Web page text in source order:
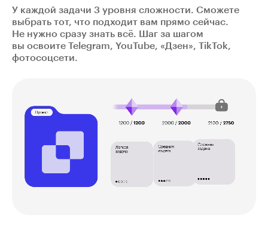
У каждой задачи 3 уровня сложности. Сможете
выбрать тот, что подходит вам прямо сейчас.
Не нужно сразу знать всё. Шаг за шагом
вы освоите Telegram, YouTube, «Дзен», TikTok,
фотосоцсети.